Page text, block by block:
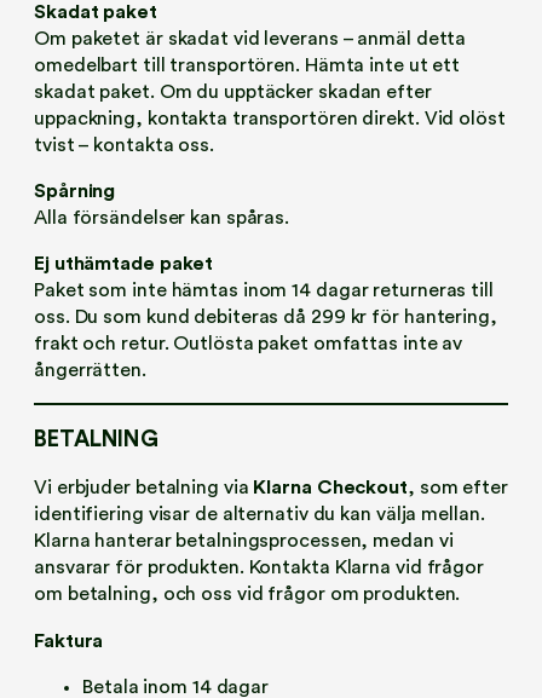
Skadat paket
Om paketet är skadat vid leverans – anmäl detta
omedelbart till transportören. Hämta inte ut ett
skadat paket. Om du upptäcker skadan efter
uppackning, kontakta transportören direkt. Vid olöst
tvist – kontakta oss.
Spårning
Alla försändelser kan spåras.
Ej uthämtade paket
Paket som inte hämtas inom 14 dagar returneras till
oss. Du som kund debiteras då 299 kr för hantering,
frakt och retur. Outlösta paket omfattas inte av
ångerrätten.
BETALNING
Vi erbjuder betalning via Klarna Checkout, som efter
identifiering visar de alternativ du kan välja mellan.
Klarna hanterar betalningsprocessen, medan vi
ansvarar för produkten. Kontakta Klarna vid frågor
om betalning, och oss vid frågor om produkten.
Faktura
Betala inom 14 dagar